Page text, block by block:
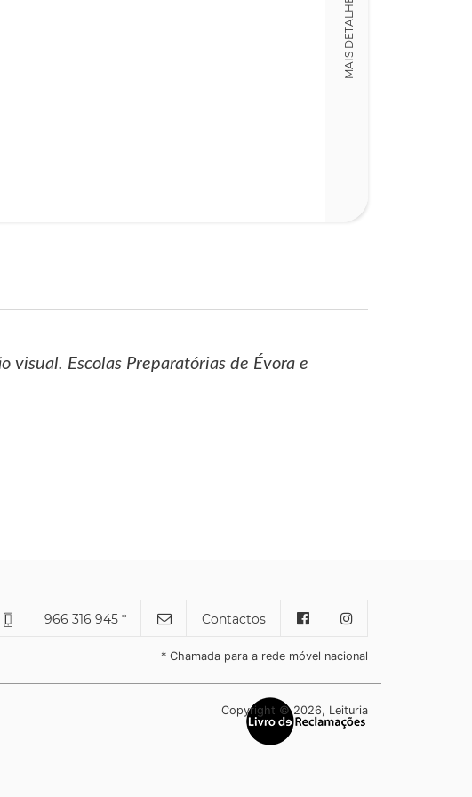
MAIS DETALHES
visual. Escolas Preparatórias de Évora e
966 316 945 * Contactos
* Chamada para a rede móvel nacional
Copyright © 2026, Leituria